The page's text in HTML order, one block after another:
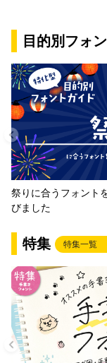
目的別フォ
祭りに合うフォント
びました
特集 特集一覧